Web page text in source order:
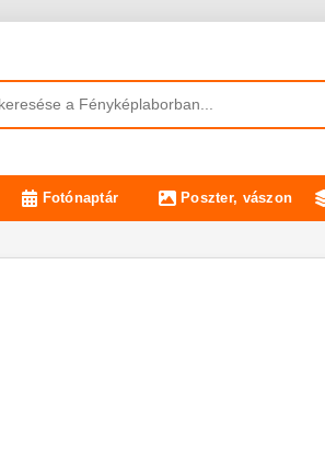
Fotónaptár Poszter, vászon